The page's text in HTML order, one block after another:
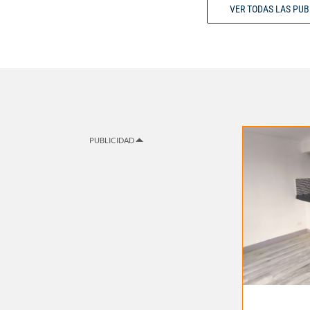
VER TODAS LAS
PUBLICIDAD